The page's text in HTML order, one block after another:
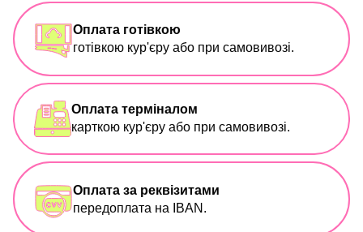
Оплата готівкою
готівкою кур'єру або при самовивозі.
Оплата терміналом
карткою кур'єру або при самовивозі.
Оплата за реквізитами
передоплата на IBAN.